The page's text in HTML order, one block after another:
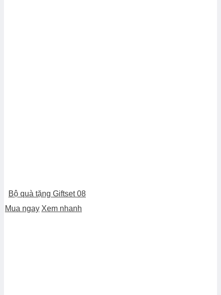
Bộ quà tặng Giftset 08
Mua ngay Xem nhanh